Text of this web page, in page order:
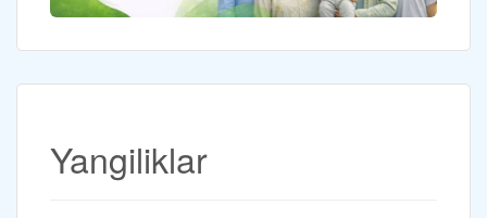
Yangiliklar